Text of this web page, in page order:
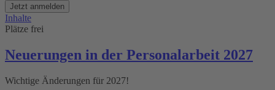
Jetzt anmelden
Inhalte
Plätze frei
Neuerungen in der Personalarbeit 2027
Wichtige Änderungen für 2027!